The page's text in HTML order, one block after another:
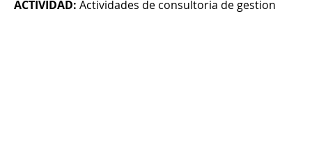
ACTIVIDAD: Actividades de consultoria de gestion